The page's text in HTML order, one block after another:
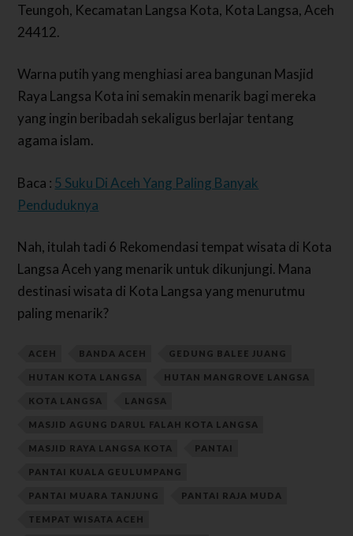
Teungoh, Kecamatan Langsa Kota, Kota Langsa, Aceh
24412.
Warna putih yang menghiasi area bangunan Masjid
Raya Langsa Kota ini semakin menarik bagi mereka
yang ingin beribadah sekaligus berlajar tentang
agama islam.
Baca : 5 Suku Di Aceh Yang Paling Banyak
Penduduknya
Nah, itulah tadi 6 Rekomendasi tempat wisata di Kota
Langsa Aceh yang menarik untuk dikunjungi. Mana
destinasi wisata di Kota Langsa yang menurutmu
paling menarik?
ACEH BANDA ACEH GEDUNG BALEE JUANG
HUTAN KOTA LANGSA HUTAN MANGROVE LANGSA
KOTA LANGSA LANGSA
MASJID AGUNG DARUL FALAH KOTA LANGSA
MASJID RAYA LANGSA KOTA PANTAI
PANTAI KUALA GEULUMPANG
PANTAI MUARA TANJUNG PANTAI RAJA MUDA
TEMPAT WISATA ACEH